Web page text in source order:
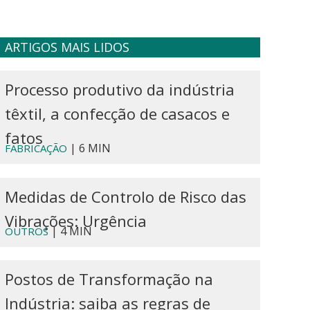
ARTIGOS MAIS LIDOS
Processo produtivo da indústria
têxtil, a confecção de casacos e
fatos
FABRICAÇÃO | 6 MIN
Medidas de Controlo de Risco das
Vibrações: Urgência
OUTROS| 4 MIN
Postos de Transformação na
Indústria: saiba as regras de